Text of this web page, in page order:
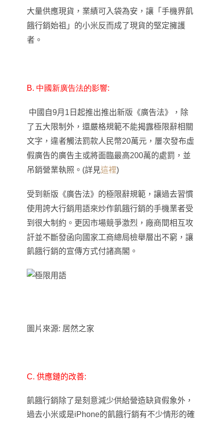
大量供應現貨 ， 業績可入袋為安 ， 讓「手機界飢
餓行銷始祖」的小米反而成了現貨的堅定擁護
者。
B. 中國新廣告法的影響:
中國自9月1日起推出推出新版《廣告法》，除
了五大限制外 ， 還嚴格規範不能揭露極限辭相關
文字，違者觸法罰款人民幣20萬元 ， 屢次發布虛
假廣告的廣告主或將面臨最高200萬的處罰，並
吊銷營業執照。(詳見這裡)
受到新版 《廣告法》的極限辭規範 ，讓過去習慣
使用誇大行銷用語來炒作飢餓行銷的手機業者受
到很大制約 。更因市場競爭激烈 ， 廠商間相互攻
訐並不斷發函向 國家工商總局檢舉層出不窮 ， 讓
飢餓行銷的宣傳方式付諸高閣 。
圖片來源: 居然之家
C. 供應鏈的改善:
飢餓行銷除了是刻意減少供給營造缺貨假象外，
過去小米或是iPhone的飢餓行銷有不少情形的確